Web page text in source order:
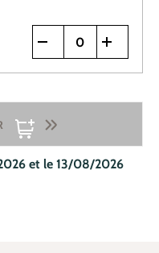
et le 13/08/2026